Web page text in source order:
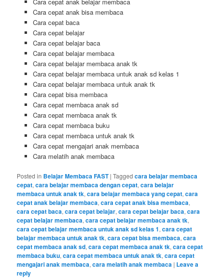
Cara cepat anak bisa membaca
Cara cepat baca
Cara cepat belajar
Cara cepat belajar baca
Cara cepat belajar membaca
Cara cepat belajar membaca anak tk
Cara cepat belajar membaca untuk anak sd kelas 1
Cara cepat belajar membaca untuk anak tk
Cara cepat bisa membaca
Cara cepat membaca anak sd
Cara cepat membaca anak tk
Cara cepat membaca buku
Cara cepat membaca untuk anak tk
Cara cepat mengajari anak membaca
Cara melatih anak membaca
Posted in Belajar Membaca FAST |Tagged cara belajar membaca
cepat,cara belajar membaca dengan cepat,cara belajar
membaca untuk anak tk,cara belajar membaca yang cepat,cara
cepat anak belajar membaca,cara cepat anak bisa membaca,
cara cepat baca,cara cepat belajar,cara cepat belajar baca,cara
cepat belajar membaca,cara cepat belajar membaca anak tk,
cara cepat belajar membaca untuk anak sd kelas 1,cara cepat
belajar membaca untuk anak tk,cara cepat bisa membaca,cara
cepat membaca anak sd,cara cepat membaca anak tk,cara cepat
membaca buku,cara cepat membaca untuk anak tk,cara cepat
mengajari anak membaca,cara melatih anak membaca | Leave a
reply